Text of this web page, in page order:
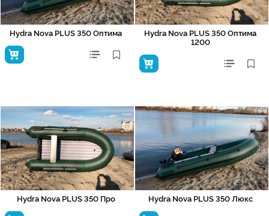
Hydra Nova PLUS 350 Оптима
Hydra Nova PLUS 350 Оптима
1200
Hydra Nova PLUS 350 Про Hydra Nova PLUS 350 Люкс